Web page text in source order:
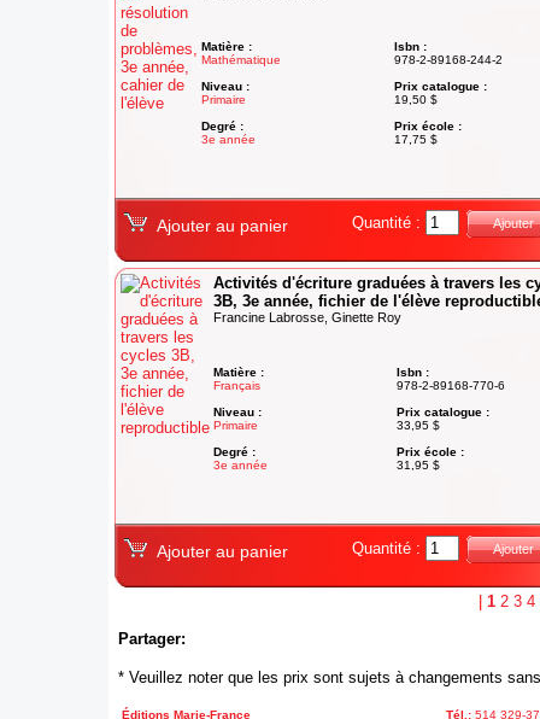
Matière :
Mathématique
Niveau :
Primaire
Degré :
3e année
Isbn :
978-2-89168-244-2
Prix catalogue :
19,50 $
Prix école :
17,75 $
Ajouter au panier Quantité : Ajouter
Activités d'écriture graduées à travers les
3B, 3e année, fichier de l'élève
Francine Labrosse, Ginette Roy
Matière :
Français
Niveau :
Primaire
Degré :
3e année
Isbn :
978-2-89168-770-6
Prix catalogue :
33,95 $
Prix école :
31,95 $
Ajouter au panier Quantité : Ajouter
1 2 3 4
Partager:
* Veuillez noter que les prix sont sujets à changements
Éditions Marie-France Tél.: 514 329-